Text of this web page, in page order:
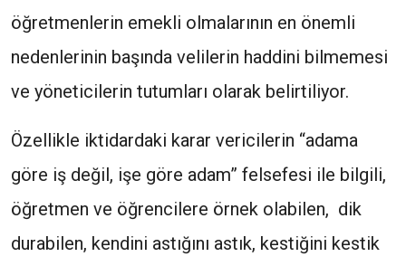
öğretmenlerin emekli olmalarının en önemli
nedenlerinin başında velilerin haddini bilmemesi
ve yöneticilerin tutumları olarak belirtiliyor.
Özellikle iktidardaki karar vericilerin “adama
göre iş değil, işe göre adam” felsefesi ile bilgili,
öğretmen ve öğrencilere örnek olabilen, dik
durabilen, kendini astığını astık, kestiğini kestik